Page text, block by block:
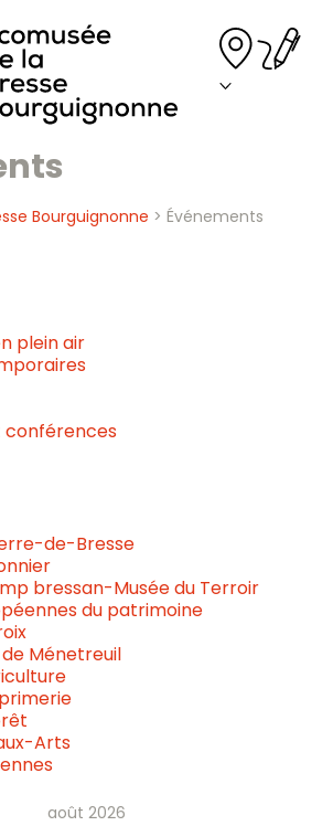
Bourguignonne > Événements
plein air
conférences
de-Bresse
bressan-Musée du Terroir
du patrimoine
Ménetreuil
Arts
août 2026